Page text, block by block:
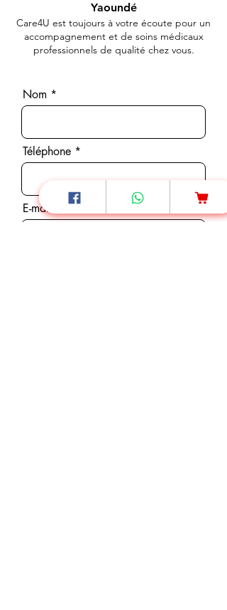
Yaoundé
Care4U est toujours à votre écoute pour un
accompagnement et de soins médicaux
professionnels de qualité chez vous.
Nom
Téléphone
E-mail